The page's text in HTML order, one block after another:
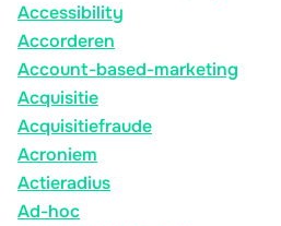
Accessibility
Accorderen
Account-based-marketing
Acquisitie
Acquisitiefraude
Acroniem
Actieradius
Ad-hoc